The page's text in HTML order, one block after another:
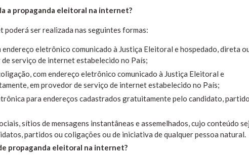
a propaganda eleitoral na internet?
ser realizada nas seguintes formas:
endereço eletrônico comunicado à Justiça Eleitoral e hospedado, direta
serviço de internet estabelecido no País;
com endereço eletrônico comunicado à Justiça Eleitoral e
em provedor de serviço de internet estabelecido no País;
para endereços cadastrados gratuitamente pelo candidato,
sítios de mensagens instantâneas e assemelhados, cujo conteúdo
partidos ou coligações ou de iniciativa de qualquer pessoa natural.
propaganda eleitoral na internet?